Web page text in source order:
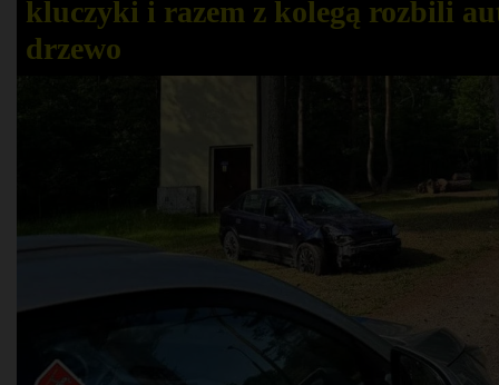
kluczyki i razem z kolegą rozbili
drzewo